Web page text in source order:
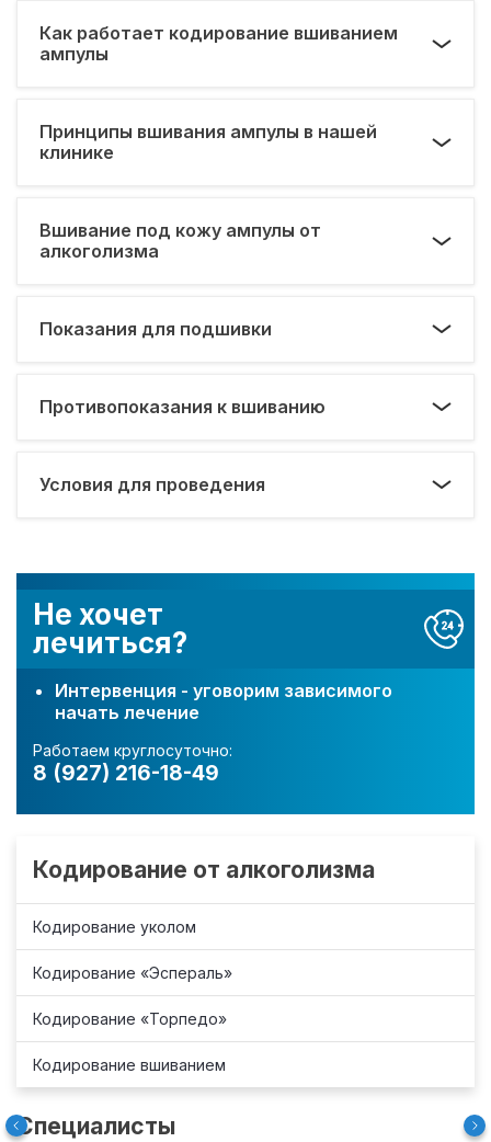
Не хочет
лечиться?
Интервенция - уговорим зависимого
начать лечение
Работаем круглосуточно:
8 (927) 216-18-49
Кодирование от алкоголизма
Кодирование уколом
Кодирование «Эспераль»
Кодирование «Торпедо»
Кодирование вшиванием
Специалисты
Как работает кодирование вшиванием
ампулы
Принципы вшивания ампулы в нашей
клинике
Вшивание под кожу ампулы от
алкоголизма
Показания для подшивки
Противопоказания к вшиванию
Условия для проведения